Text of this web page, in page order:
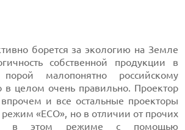
борется за экологию на Земле
собственной продукции в
малопонятно российскому
в целом очень правильно. Проектор
и все остальные проекторы
«ECO», но в отличии от прочих
в этом режиме с помощью